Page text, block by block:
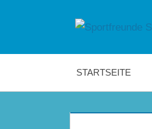
der
Hall!
STARTSEITE